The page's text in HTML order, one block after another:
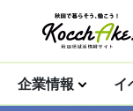
企業情報 イ